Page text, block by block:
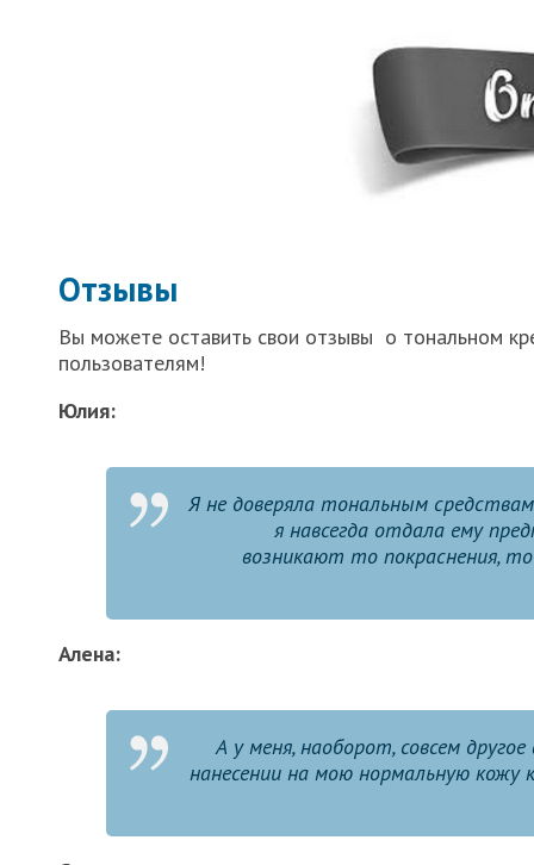
Отзывы
Вы можете оставить свои отзывы о тональном
пользователям!
Юлия:
Я не доверяла тональным
я навсегда отдала ему
возникают то покраснения,
Алена:
А у меня, наоборот, совсем
нанесении на мою нормальную кожу